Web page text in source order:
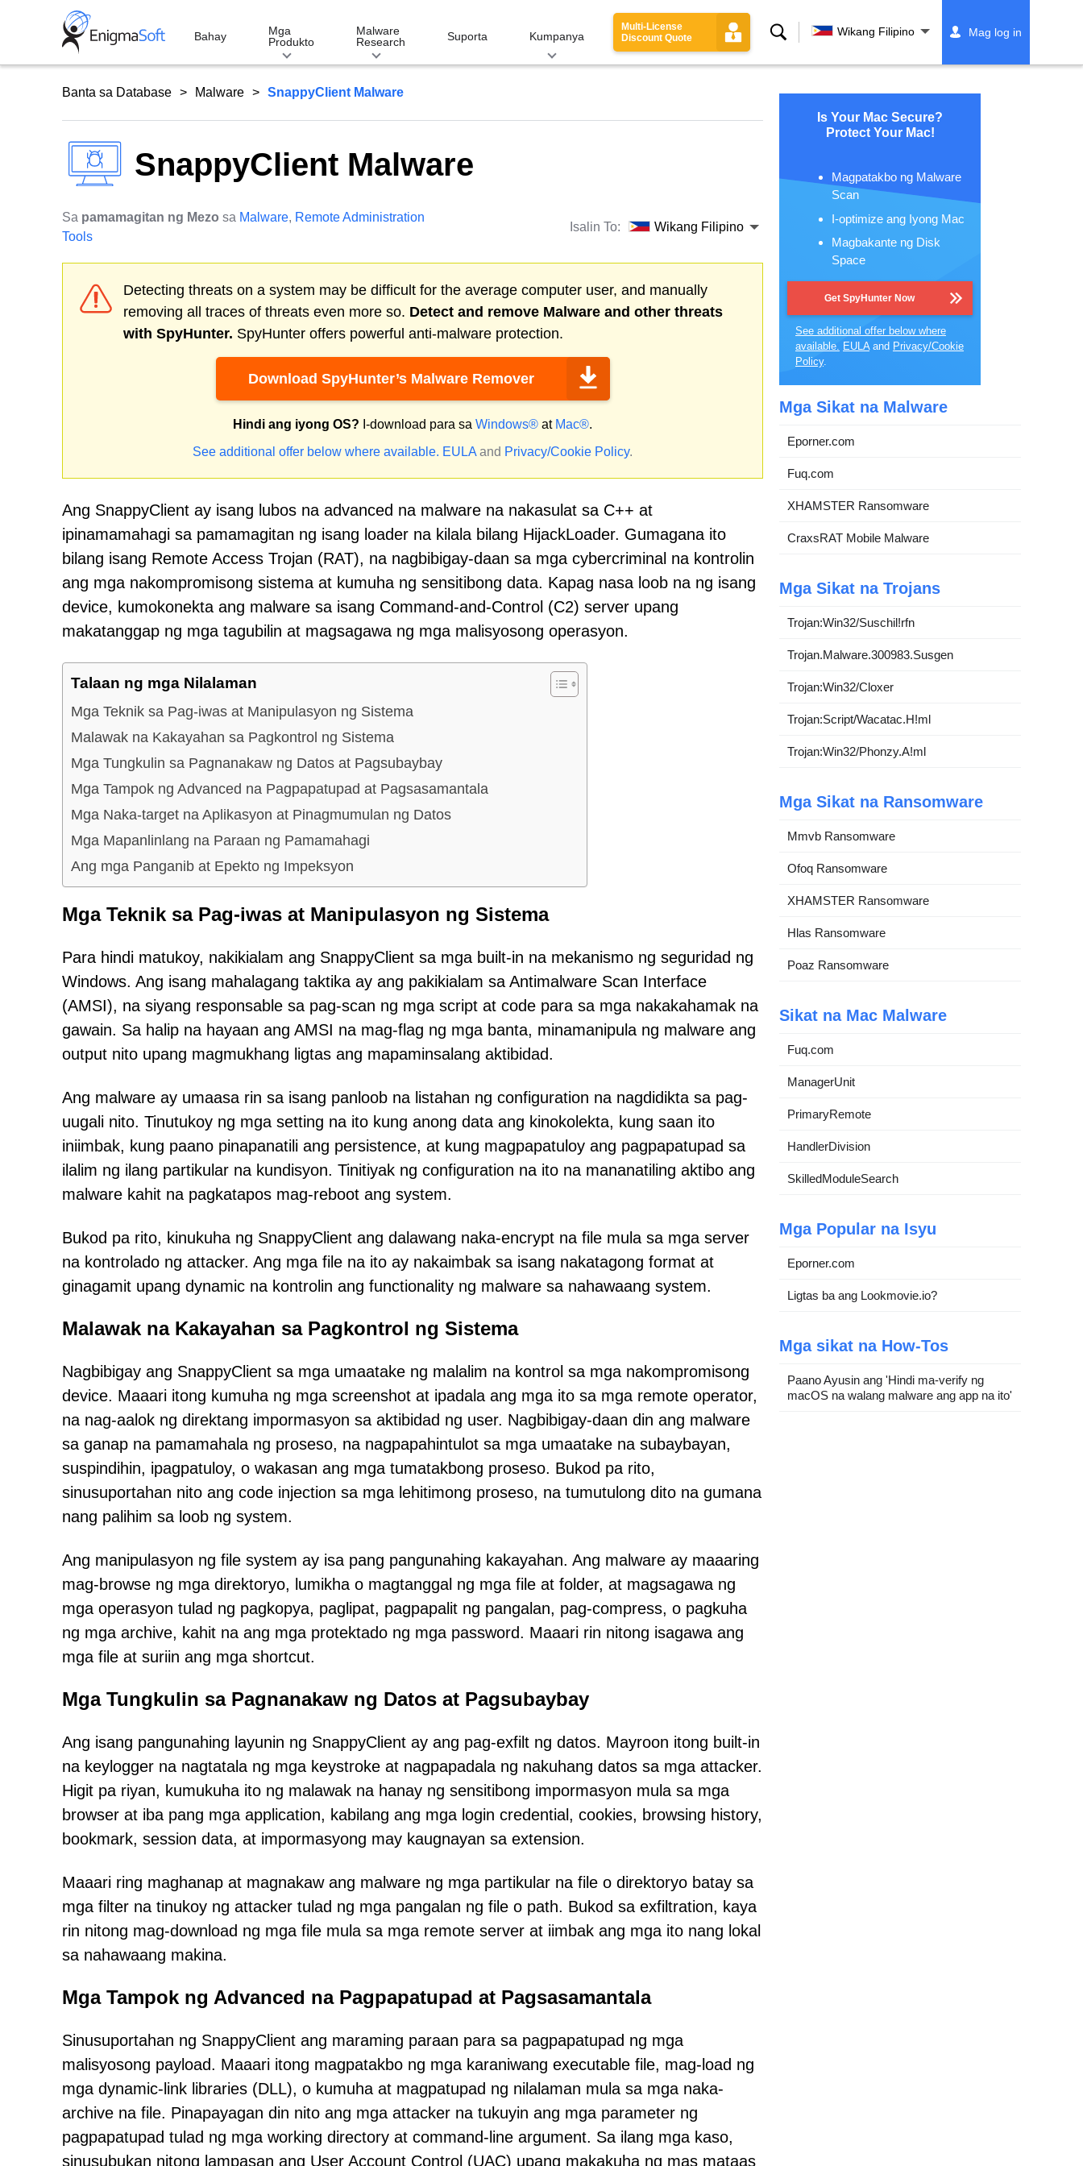
Bahay
Mga
Produkto
Malware
Research
Suporta Kumpanya
Multi-License
Discount Quote
PaghahanapWikang Filipino Mag log in
Banta sa Database Malware SnappyClient Malware
SnappyClient Malware
Sa pamamagitan ng Mezo sa Malware, Remote Administration
Tools
Isalin To: Wikang Filipino
Detecting threats on a system may be difficult for the average computer user, and manually
removing all traces of threats even more so. Detect and remove Malware and other threats
with SpyHunter. SpyHunter offers powerful anti-malware protection.
Download SpyHunter’s Malware Remover
Hindi ang iyong OS? I-download para sa Windows® at Mac®.
See additional offer below where available. EULA and Privacy/Cookie Policy.
Ang SnappyClient ay isang lubos na advanced na malware na nakasulat sa C++ at
ipinamamahagi sa pamamagitan ng isang loader na kilala bilang HijackLoader. Gumagana ito
bilang isang Remote Access Trojan (RAT), na nagbibigay-daan sa mga cybercriminal na kontrolin
ang mga nakompromisong sistema at kumuha ng sensitibong data. Kapag nasa loob na ng isang
device, kumokonekta ang malware sa isang Command-and-Control (C2) server upang
makatanggap ng mga tagubilin at magsagawa ng mga malisyosong operasyon.
Talaan ng mga Nilalaman
Mga Teknik sa Pag-iwas at Manipulasyon ng Sistema
Malawak na Kakayahan sa Pagkontrol ng Sistema
Mga Tungkulin sa Pagnanakaw ng Datos at Pagsubaybay
Mga Tampok ng Advanced na Pagpapatupad at Pagsasamantala
Mga Naka-target na Aplikasyon at Pinagmumulan ng Datos
Mga Mapanlinlang na Paraan ng Pamamahagi
Ang mga Panganib at Epekto ng Impeksyon
Mga Teknik sa Pag-iwas at Manipulasyon ng Sistema
Para hindi matukoy, nakikialam ang SnappyClient sa mga built-in na mekanismo ng seguridad ng
Windows. Ang isang mahalagang taktika ay ang pakikialam sa Antimalware Scan Interface
(AMSI), na siyang responsable sa pag-scan ng mga script at code para sa mga nakakahamak na
gawain. Sa halip na hayaan ang AMSI na mag-flag ng mga banta, minamanipula ng malware ang
output nito upang magmukhang ligtas ang mapaminsalang aktibidad.
Ang malware ay umaasa rin sa isang panloob na listahan ng configuration na nagdidikta sa pag-
uugali nito. Tinutukoy ng mga setting na ito kung anong data ang kinokolekta, kung saan ito
iniimbak, kung paano pinapanatili ang persistence, at kung magpapatuloy ang pagpapatupad sa
ilalim ng ilang partikular na kundisyon. Tinitiyak ng configuration na ito na mananatiling aktibo ang
malware kahit na pagkatapos mag-reboot ang system.
Bukod pa rito, kinukuha ng SnappyClient ang dalawang naka-encrypt na file mula sa mga server
na kontrolado ng attacker. Ang mga file na ito ay nakaimbak sa isang nakatagong format at
ginagamit upang dynamic na kontrolin ang functionality ng malware sa nahawaang system.
Malawak na Kakayahan sa Pagkontrol ng Sistema
Nagbibigay ang SnappyClient sa mga umaatake ng malalim na kontrol sa mga nakompromisong
device. Maaari itong kumuha ng mga screenshot at ipadala ang mga ito sa mga remote operator,
na nag-aalok ng direktang impormasyon sa aktibidad ng user. Nagbibigay-daan din ang malware
sa ganap na pamamahala ng proseso, na nagpapahintulot sa mga umaatake na subaybayan,
suspindihin, ipagpatuloy, o wakasan ang mga tumatakbong proseso. Bukod pa rito,
sinusuportahan nito ang code injection sa mga lehitimong proseso, na tumutulong dito na gumana
nang palihim sa loob ng system.
Ang manipulasyon ng file system ay isa pang pangunahing kakayahan. Ang malware ay maaaring
mag-browse ng mga direktoryo, lumikha o magtanggal ng mga file at folder, at magsagawa ng
mga operasyon tulad ng pagkopya, paglipat, pagpapalit ng pangalan, pag-compress, o pagkuha
ng mga archive, kahit na ang mga protektado ng mga password. Maaari rin nitong isagawa ang
mga file at suriin ang mga shortcut.
Mga Tungkulin sa Pagnanakaw ng Datos at Pagsubaybay
Ang isang pangunahing layunin ng SnappyClient ay ang pag-exfilt ng datos. Mayroon itong built-in
na keylogger na nagtatala ng mga keystroke at nagpapadala ng nakuhang datos sa mga attacker.
Higit pa riyan, kumukuha ito ng malawak na hanay ng sensitibong impormasyon mula sa mga
browser at iba pang mga application, kabilang ang mga login credential, cookies, browsing history,
bookmark, session data, at impormasyong may kaugnayan sa extension.
Maaari ring maghanap at magnakaw ang malware ng mga partikular na file o direktoryo batay sa
mga filter na tinukoy ng attacker tulad ng mga pangalan ng file o path. Bukod sa exfiltration, kaya
rin nitong mag-download ng mga file mula sa mga remote server at iimbak ang mga ito nang lokal
sa nahawaang makina.
Mga Tampok ng Advanced na Pagpapatupad at Pagsasamantala
Sinusuportahan ng SnappyClient ang maraming paraan para sa pagpapatupad ng mga
malisyosong payload. Maaari itong magpatakbo ng mga karaniwang executable file, mag-load ng
mga dynamic-link libraries (DLL), o kumuha at magpatupad ng nilalaman mula sa mga naka-
archive na file. Pinapayagan din nito ang mga attacker na tukuyin ang mga parameter ng
pagpapatupad tulad ng mga working directory at command-line argument. Sa ilang mga kaso,
sinusubukan nitong lampasan ang User Account Control (UAC) upang makakuha ng mas mataas
Is Your Mac Secure?
Protect Your Mac!
Magpatakbo ng Malware
Scan
I-optimize ang Iyong Mac
Magbakante ng Disk
Space
Get SpyHunter Now
See additional offer below where
available. EULAand Privacy/Cookie
Policy.
Mga Sikat na Malware
Eporner.com
Fuq.com
XHAMSTER Ransomware
CraxsRAT Mobile Malware
Mga Sikat na Trojans
Trojan:Win32/Suschil!rfn
Trojan.Malware.300983.Susgen
Trojan:Win32/Cloxer
Trojan:Script/Wacatac.H!ml
Trojan:Win32/Phonzy.A!ml
Mga Sikat na Ransomware
Mmvb Ransomware
Ofoq Ransomware
XHAMSTER Ransomware
Hlas Ransomware
Poaz Ransomware
Sikat na Mac Malware
Fuq.com
ManagerUnit
PrimaryRemote
HandlerDivision
SkilledModuleSearch
Mga Popular na Isyu
Eporner.com
Ligtas ba ang Lookmovie.io?
Mga sikat na How-Tos
Paano Ayusin ang 'Hindi ma-verify ng
macOS na walang malware ang app na ito'